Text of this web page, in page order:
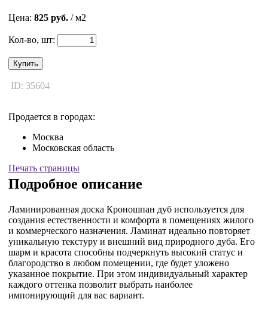
Цена: 825 руб. / м2
Кол-во, шт:
Купить
ID: 35604
Продается в городах:
Москва
Московская область
Печать страницы
Подробное описание
Ламинированная доска Кроношпан дуб используется для
создания естественности и комфорта в помещениях жилого
и коммерческого назначения. Ламинат идеально повторяет
уникальную текстуру и внешний вид природного дуба. Его
шарм и красота способны подчеркнуть высокий статус и
благородство в любом помещении, где будет уложено
указанное покрытие. При этом индивидуальный характер
каждого оттенка позволит выбрать наиболее
импонирующий для вас вариант.